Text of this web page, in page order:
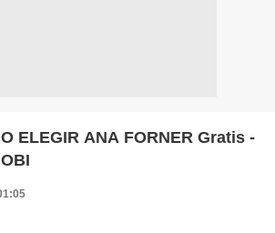
ELEGIR ANA FORNER Gratis -